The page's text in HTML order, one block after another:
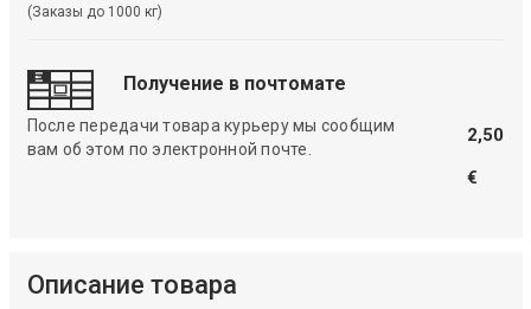
(Заказы до 1000 кг)
Получение в почтомате
После передачи товара курьеру мы сообщим
вам об этом по электронной почте.
2,50
€
Описание товара